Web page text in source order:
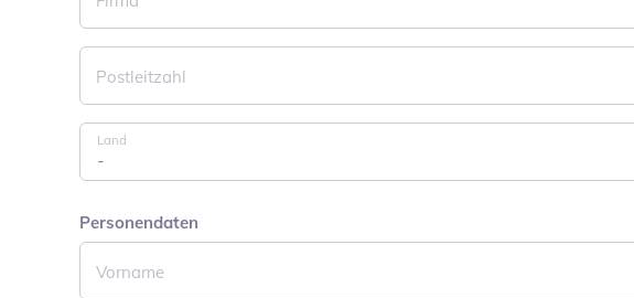
Postleitzahl
Pflichtfeld
Land
Personendaten
Pflichtfeld
Vorname